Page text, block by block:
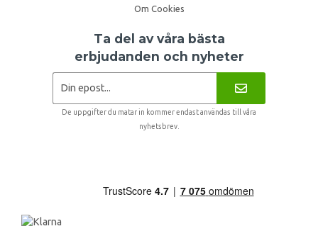
Om Cookies
Ta del av våra bästa
erbjudanden och nyheter
De uppgifter du matar in kommer endast användas till våra
nyhetsbrev.